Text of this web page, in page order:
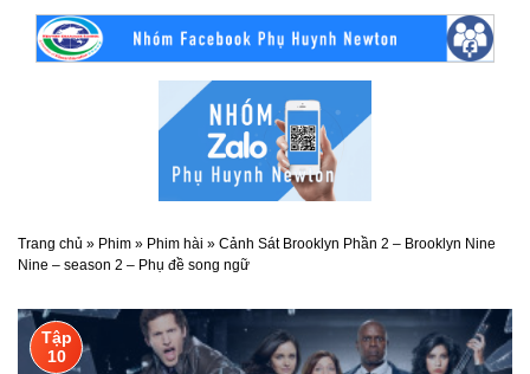
Trang chủ » Phim » Phim hài » Cảnh Sát Brooklyn Phần 2 – Brooklyn Nine
Nine – season 2 – Phụ đề song ngữ
Tập
10